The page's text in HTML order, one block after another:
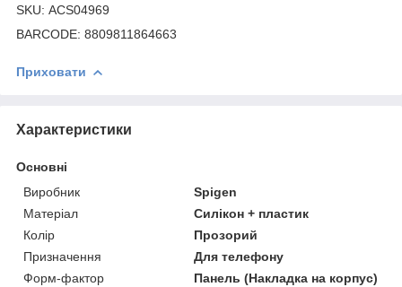
SKU: ACS04969
BARCODE: 8809811864663
Приховати
Характеристики
Основні
Виробник
Spigen
Матеріал
Силікон + пластик
Колір
Прозорий
Призначення
Для телефону
Форм-фактор
Панель (Накладка на корпус)